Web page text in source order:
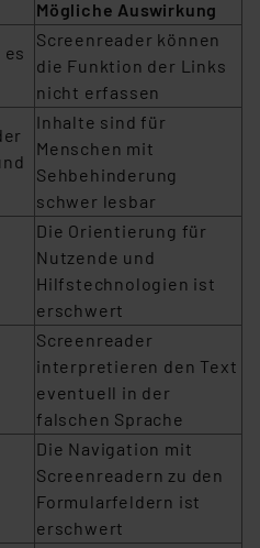
Mögliche Auswirkung
Screenreader können
die Funktion der Links
nicht erfassen
Inhalte sind für
Menschen mit
Sehbehinderung
schwer lesbar
Die Orientierung für
Nutzende und
Hilfstechnologien ist
erschwert
Screenreader
interpretieren den Text
eventuell in der
falschen Sprache
Die Navigation mit
Screenreadern zu den
Formularfeldern ist
erschwert